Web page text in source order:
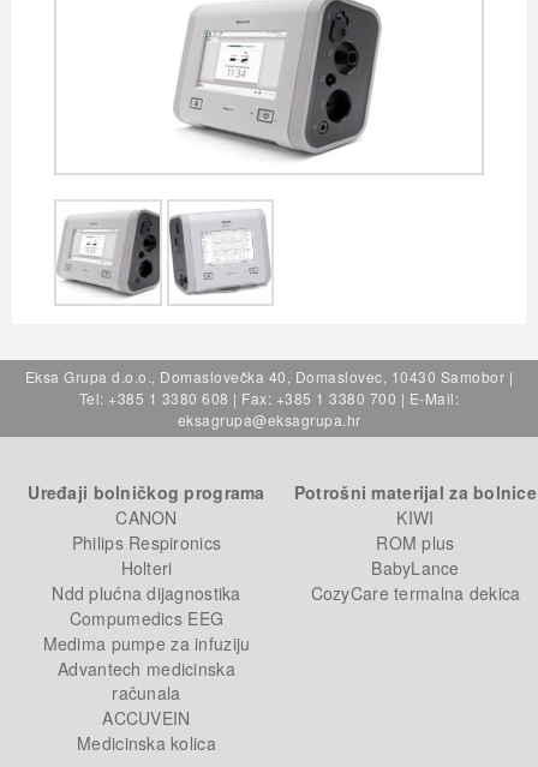
Eksa Grupa d.o.o., Domaslovečka 40, Domaslovec, 10430 Samobor |
Tel: +385 1 3380 608 | Fax: +385 1 3380 700 | E-Mail:
eksagrupa@eksagrupa.hr
Uređaji bolničkog programa
CANON
Philips Respironics
Holteri
Ndd plućna dijagnostika
Compumedics EEG
Medima pumpe za infuziju
Advantech medicinska
računala
ACCUVEIN
Medicinska kolica
Potrošni materijal za bolnice
KIWI
ROM plus
BabyLance
CozyCare termalna dekica